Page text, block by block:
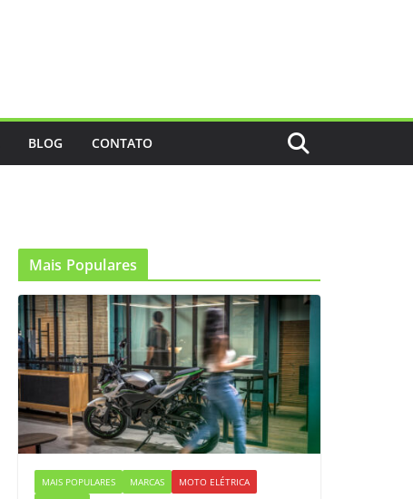
BLOG CONTATO
Mais Populares
MAIS POPULARES MARCAS
MOTO ELÉTRICA